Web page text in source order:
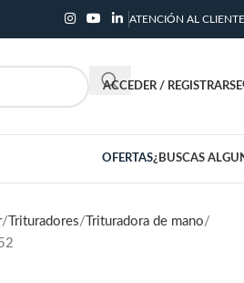
ATENCIÓN AL CLIENTE
ACCEDER / REGISTRARSE
OFERTAS¿BUSCAS
Trituradores
Trituradora de mano